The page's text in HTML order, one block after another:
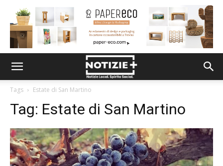
Tags Estate di San Martino
Tag: Estate di San Martino